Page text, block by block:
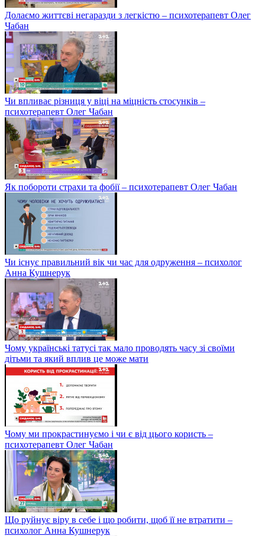
Долаємо життєві негаразди з легкістю – психотерапевт Олег
Чабан
Чи впливає різниця у віці на міцність стосунків –
психотерапевт Олег Чабан
Як побороти страхи та фобії – психотерапевт Олег Чабан
Чи існує правильний вік чи час для одруження – психолог
Анна Кушнерук
Чому українські татусі так мало проводять часу зі своїми
дітьми та який вплив це може мати
Чому ми прокрастинуємо і чи є від цього користь –
психотерапевт Олег Чабан
Що руйнує віру в себе і що робити, щоб її не втратити –
психолог Анна Кушнерук